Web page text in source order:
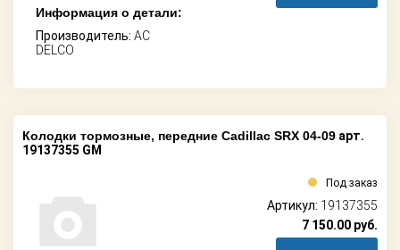
Информация о детали:
Производитель: AC
DELCO
Колодки тормозные, передние Cadillac SRX 04-09 арт.
19137355 GM
Под заказ
Артикул: 19137355
7 150.00 руб.